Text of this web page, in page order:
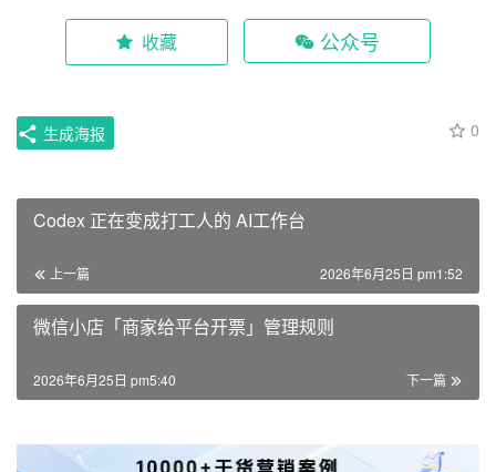
收藏 公众号
0
生成海报
Codex 正在变成打工人的 AI工作台
上一篇 2026年6月25日 pm1:52
微信小店「商家给平台开票」管理规则
下一篇
2026年6月25日 pm5:40